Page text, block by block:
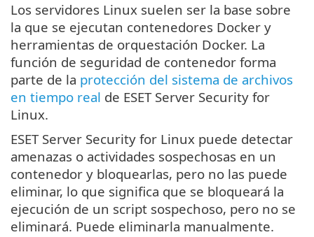
Los servidores Linux suelen ser la base sobre
la que se ejecutan contenedores Docker y
herramientas de orquestación Docker. La
función de seguridad de contenedor forma
parte de la protección del sistema de archivos
en tiempo real de ESET Server Security for
Linux.
ESET Server Security for Linux puede detectar
amenazas o actividades sospechosas en un
contenedor y bloquearlas, pero no las puede
eliminar, lo que significa que se bloqueará la
ejecución de un script sospechoso, pero no se
eliminará. Puede eliminarla manualmente.